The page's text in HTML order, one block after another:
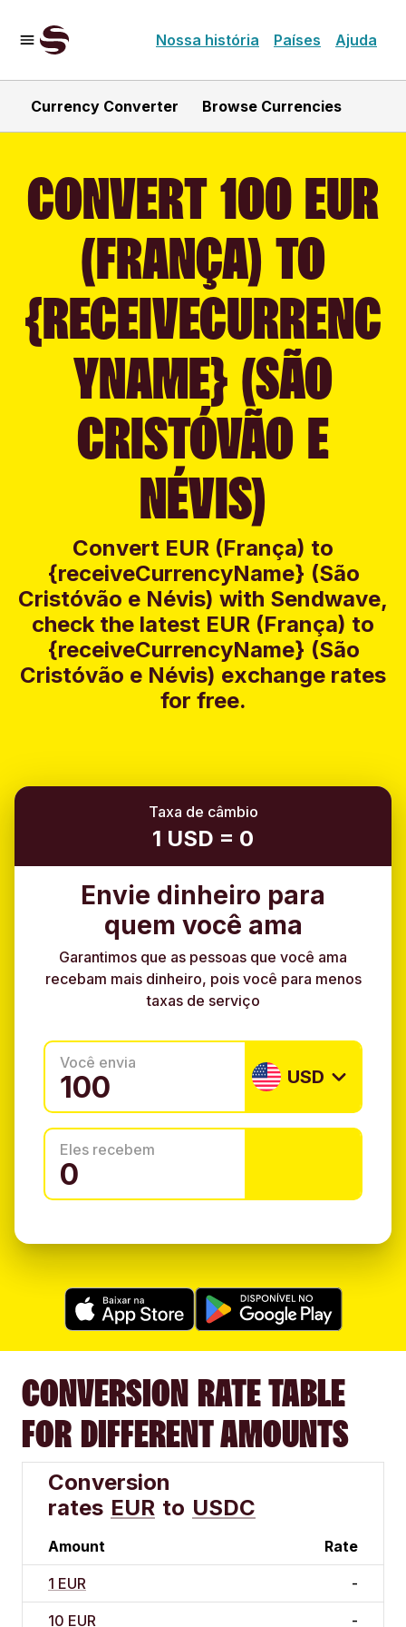
Nossa história Países Ajuda
Currency Converter Browse Currencies
CONVERT 100 EUR
(FRANÇA) TO
{RECEIVECURRENC
YNAME} (SÃO
CRISTÓVÃO E
NÉVIS)
Convert EUR (França) to
{receiveCurrencyName} (São
Cristóvão e Névis) with Sendwave,
check the latest EUR (França) to
{receiveCurrencyName} (São
Cristóvão e Névis) exchange rates
for free.
Taxa de câmbio
1 USD = 0
Envie dinheiro para
quem você ama
Garantimos que as pessoas que você ama
recebam mais dinheiro, pois você para menos
taxas de serviço
Você envia
USD
Eles recebem
CONVERSION RATE TABLE
FOR DIFFERENT AMOUNTS
Conversion
rates EUR to USDC
Amount Rate
1 EUR -
10 EUR -